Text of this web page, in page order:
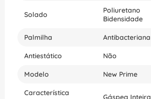
Solado
Poliuretano
Bidensidade
Palmilha Antibacteriana
Antiestático Não
Modelo New Prime
Característica